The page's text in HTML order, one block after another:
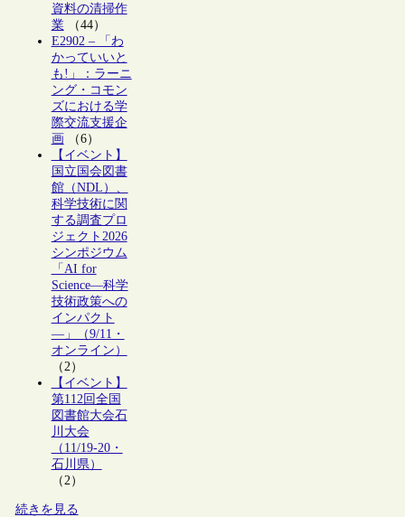
資料の清掃作
業（44）
E2902 – 「わ
かっていいと
も!」：ラーニ
ング・コモン
ズにおける学
際交流支援企
画（6）
【イベント】
国立国会図書
館（NDL）、
科学技術に関
する調査プロ
ジェクト2026
シンポジウム
「AI for
Science―科学
技術政策への
インパクト
―」（9/11・
オンライン）
（2）
【イベント】
第112回全国
図書館大会石
川大会
（11/19-20・
石川県）
（2）
続きを見る